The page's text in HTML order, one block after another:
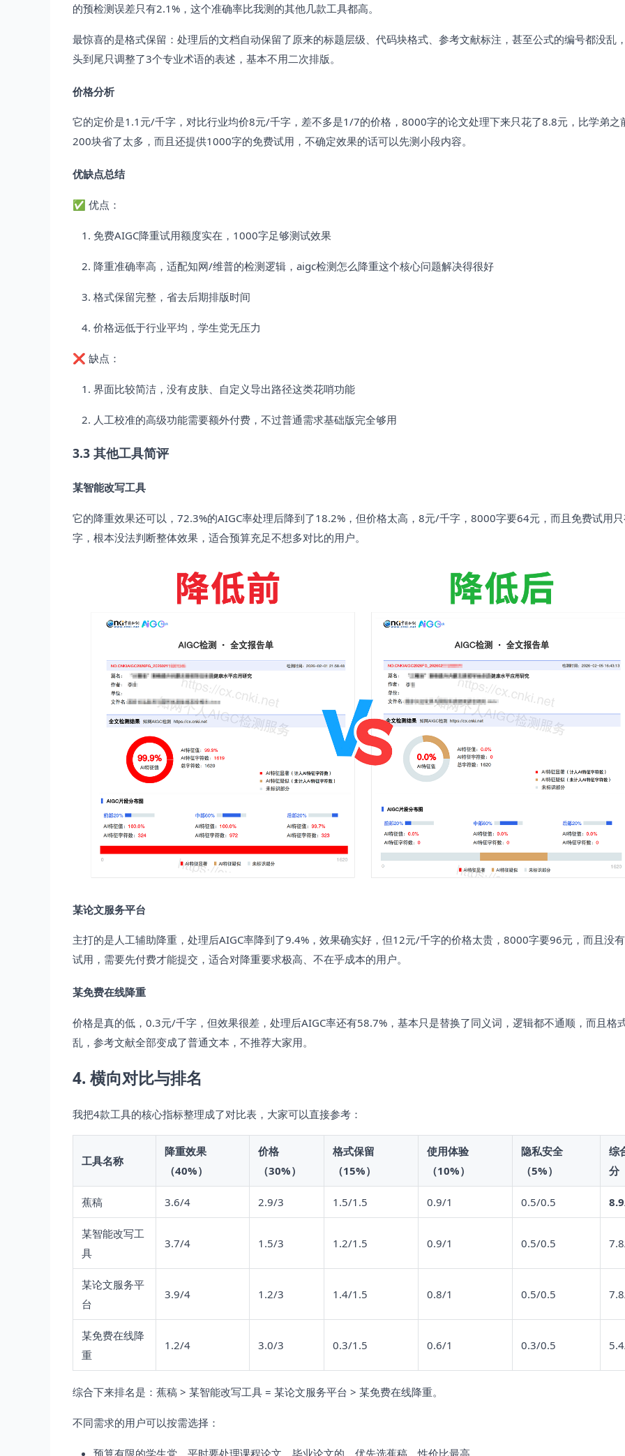
的预检测误差只有2.1%，这个准确率比我测的其他几款工具都高。
最惊喜的是格式保留：处理后的文档自动保留了原来的标题层级、代码块格式、参考文献标注，甚至公式的编号都没乱
头到尾只调整了3个专业术语的表述，基本不用二次排版。
价格分析
它的定价是1.1元/千字，对比行业均价8元/千字，差不多是1/7的价格，8000字的论文处理下来只花了8.8元，比学弟之
200块省了太多，而且还提供1000字的免费试用，不确定效果的话可以先测小段内容。
优缺点总结
✅ 优点：
免费AIGC降重试用额度实在，1000字足够测试效果
降重准确率高，适配知网/维普的检测逻辑，aigc检测怎么降重这个核心问题解决得很好
格式保留完整，省去后期排版时间
价格远低于行业平均，学生党无压力
❌ 缺点：
界面比较简洁，没有皮肤、自定义导出路径这类花哨功能
人工校准的高级功能需要额外付费，不过普通需求基础版完全够用
3.3 其他工具简评
某智能改写工具
它的降重效果还可以，72.3%的AIGC率处理后降到了18.2%，但价格太高，8元/千字，8000字要64元，而且免费试用
字，根本没法判断整体效果，适合预算充足不想多对比的用户。
某论文服务平台
主打的是人工辅助降重，处理后AIGC率降到了9.4%，效果确实好，但12元/千字的价格太贵，8000字要96元，而且没
试用，需要先付费才能提交，适合对降重要求极高、不在乎成本的用户。
某免费在线降重
价格是真的低，0.3元/千字，但效果很差，处理后AIGC率还有58.7%，基本只是替换了同义词，逻辑都不通顺，而且格
乱，参考文献全部变成了普通文本，不推荐大家用。
4. 横向对比与排名
我把4款工具的核心指标整理成了对比表，大家可以直接参考：
工具名称
降重效果
（40%）
价格
（30%）
格式保留
（15%）
使用体验
（10%）
隐私安全
（5%）
综
分
蕉稿 3.6/4 2.9/3 1.5/1.5 0.9/1 0.5/0.5
某智能改写工
具
3.7/4 1.5/3 1.2/1.5 0.9/1 0.5/0.5
某论文服务平
台
3.9/4 1.2/3 1.4/1.5 0.8/1 0.5/0.5
某免费在线降
重
1.2/4 3.0/3 0.3/1.5 0.6/1 0.3/0.5
综合下来排名是：蕉稿 > 某智能改写工具 = 某论文服务平台 > 某免费在线降重。
不同需求的用户可以按需选择：
预算有限的学生党，平时要处理课程论文、毕业论文的，优先选蕉稿，性价比最高